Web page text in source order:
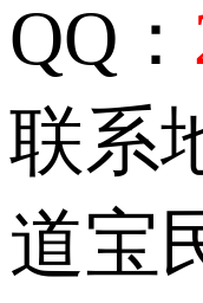
QQ：
联系
道宝